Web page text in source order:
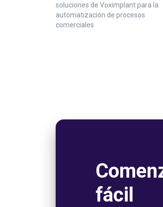
soluciones de Voximplant para la
automatización de procesos
comerciales
fácil